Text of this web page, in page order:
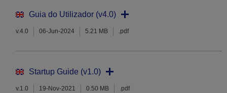
Guia do Utilizador (v4.0)
v.4.0 06-Jun-2024 5.21 MB .pdf
Startup Guide (v1.0)
v.1.0 19-Nov-2021 0.50 MB .pdf